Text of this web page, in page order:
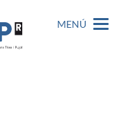
MENÚ